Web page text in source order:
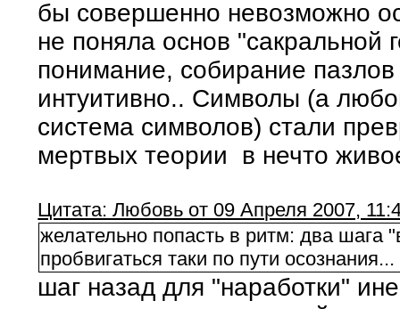
бы совершенно невозможно
не поняла основ "сакральной
понимание, собирание
интуитивно.. Символы (а
система символов) стали
мертвых теории в нечто
Цитата: Любовь от 09 Апреля 2007,
желательно попасть в ритм: два шага
пробвигаться таки по пути осознания...
шаг назад для "наработки"